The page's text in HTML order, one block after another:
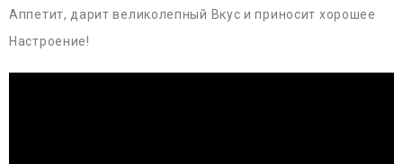
Аппетит, дарит великолепный Вкус и приносит хорошее
Настроение!